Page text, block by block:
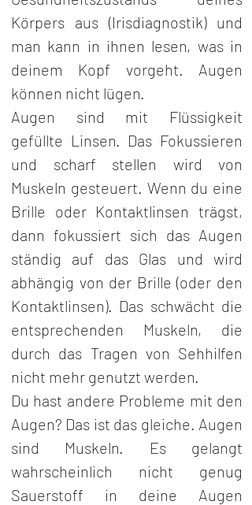
Körpers aus (Irisdiagnostik) und
man kann in ihnen lesen, was in
deinem Kopf vorgeht. Augen
können nicht lügen.
Augen sind mit Flüssigkeit
gefüllte Linsen. Das Fokussieren
und scharf stellen wird von
Muskeln gesteuert. Wenn du eine
Brille oder Kontaktlinsen trägst,
dann fokussiert sich das Augen
ständig auf das Glas und wird
abhängig von der Brille (oder den
Kontaktlinsen). Das schwächt die
entsprechenden Muskeln, die
durch das Tragen von Sehhilfen
nicht mehr genutzt werden.
Du hast andere Probleme mit den
Augen? Das ist das gleiche. Augen
sind Muskeln. Es gelangt
wahrscheinlich nicht genug
Sauerstoff in deine Augen